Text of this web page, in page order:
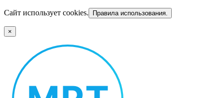
Сайт использует cookies. Правила использования.
×